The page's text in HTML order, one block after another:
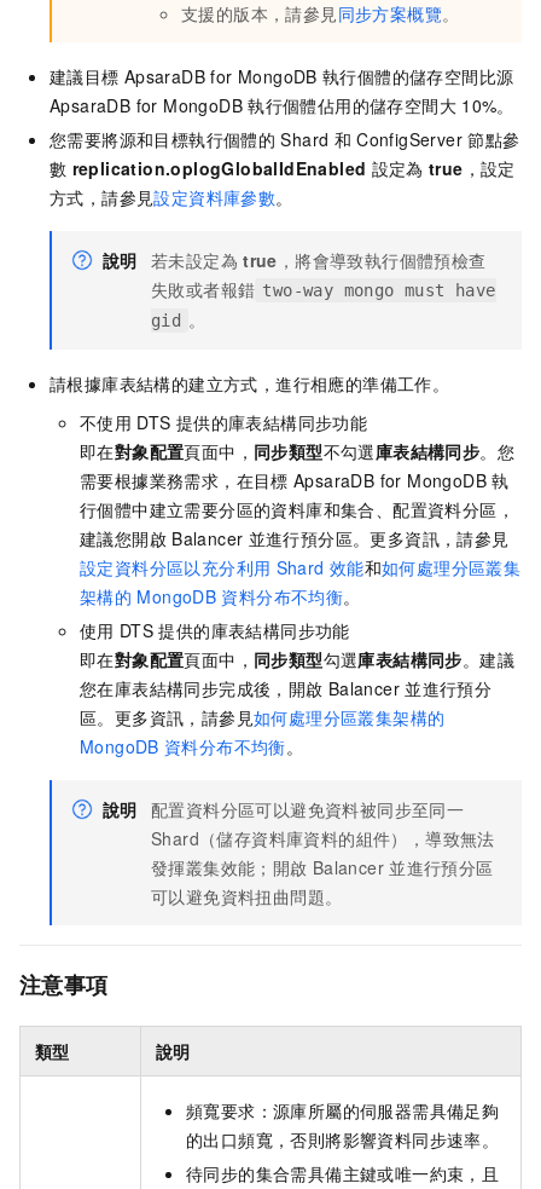
支援的版本，請參見同步方案概覽。
建議目標 ApsaraDB for MongoDB 執行個體的儲存空間比源
ApsaraDB for MongoDB 執行個體佔用的儲存空間大 10%。
您需要將源和目標執行個體的 Shard 和 ConfigServer 節點參
數 replication.oplogGlobalIdEnabled 設定為 true ，設定
方式，請參見設定資料庫參數。
說明 若未設定為 true ，將會導致執行個體預檢查
失敗或者報錯 two-way mongo must have
gid 。
請根據庫表結構的建立方式，進行相應的準備工作。
不使用 DTS 提供的庫表結構同步功能
即在對象配置頁面中， 同步類型不勾選庫表結構同步。您
需要根據業務需求，在目標 ApsaraDB for MongoDB 執
行個體中建立需要分區的資料庫和集合、配置資料分區，
建議您開啟 Balancer 並進行預分區。更多資訊，請參見
設定資料分區以充分利用 Shard 效能和如何處理分區叢集
架構的 MongoDB 資料分布不均衡。
使用 DTS 提供的庫表結構同步功能
即在對象配置頁面中， 同步類型勾選庫表結構同步。建議
您在庫表結構同步完成後，開啟 Balancer 並進行預分
區。更多資訊，請參見如何處理分區叢集架構的
MongoDB 資料分布不均衡。
說明 配置資料分區可以避免資料被同步至同一
Shard（儲存資料庫資料的組件），導致無法
發揮叢集效能；開啟 Balancer 並進行預分區
可以避免資料扭曲問題。
注意事項
類型 說明
頻寬要求：源庫所屬的伺服器需具備足夠
的出口頻寬，否則將影響資料同步速率。
待同步的集合需具備主鍵或唯一約束，且